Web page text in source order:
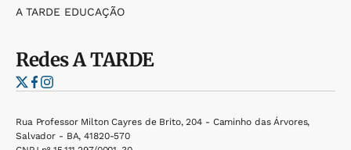
A TARDE EDUCAÇÃO
RedesA TARDE
Rua Professor Milton Cayres de Brito, 204 - Caminho das Árvores,
Salvador - BA, 41820-570